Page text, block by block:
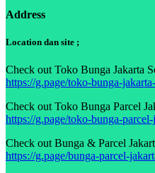
Address
Location dan site ;
Check out Toko Bunga Jakarta
https://g.page/toko-bunga-
Check out Toko Bunga Parcel
https://g.page/toko-bunga-
Check out Bunga & Parcel
https://g.page/bunga-parcel-